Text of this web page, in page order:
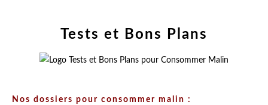
Tests et Bons Plans
Nos dossiers pour consommer malin :